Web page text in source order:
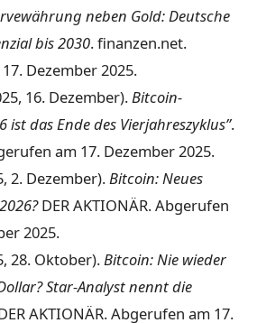
neben Gold: Deutsche
bis 2030. finanzen.net.
Dezember 2025.
16. Dezember).Bitcoin-
ist das Ende des Vierjahreszyklus”.
am 17. Dezember 2025.
2. Dezember).Bitcoin: Neues
DER AKTIONÄR. Abgerufen
2025.
28. Oktober).Bitcoin: Nie wieder
Star-Analyst nennt die
AKTIONÄR. Abgerufen am 17.